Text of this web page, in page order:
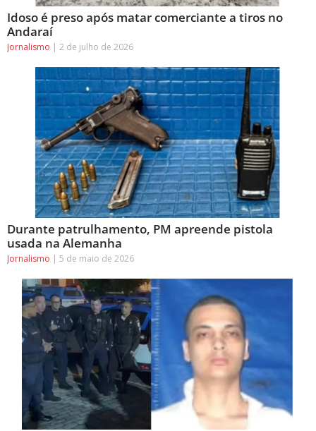
Idoso é preso após matar comerciante a tiros no
Andaraí
Jornalismo 2 de julho de 2026
Durante patrulhamento, PM apreende pistola
usada na Alemanha
Jornalismo 5 de maio de 2026